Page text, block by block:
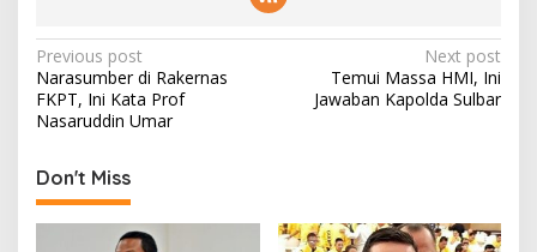
P
o
s
t
n
a
Previous post
Narasumber di Rakernas
FKPT, Ini Kata Prof
Nasaruddin Umar
Next post
Temui Massa HMI, Ini
Jawaban Kapolda Sulbar
Don't Miss